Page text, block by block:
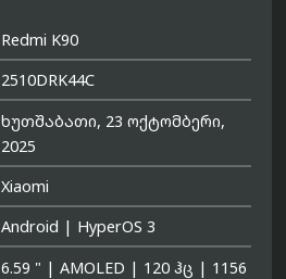
Redmi K90
2510DRK44C
ხუთშაბათი, 23 ოქტომბერი,
2025
Xiaomi
Android | HyperOS 3
6.59 " | AMOLED | 120 ჰც | 1156